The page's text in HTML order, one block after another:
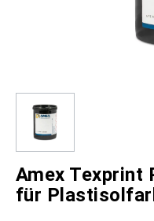
Amex Texprint
für